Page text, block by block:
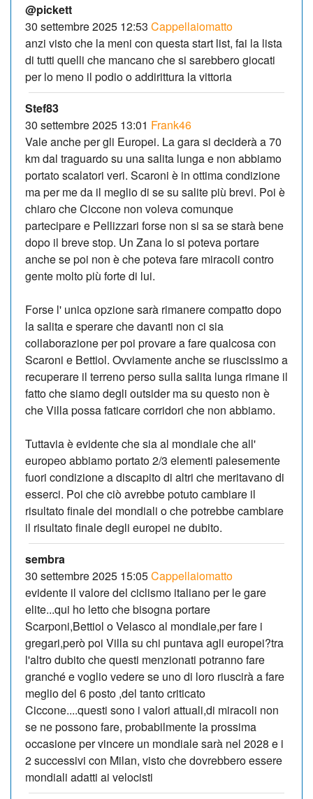
@pickett
30 settembre 2025 12:53 Cappellaiomatto
anzi visto che la meni con questa start list, fai la lista
di tutti quelli che mancano che si sarebbero giocati
per lo meno il podio o addirittura la vittoria
Stef83
30 settembre 2025 13:01 Frank46
Vale anche per gli Europei. La gara si deciderà a 70
km dal traguardo su una salita lunga e non abbiamo
portato scalatori veri. Scaroni è in ottima condizione
ma per me da il meglio di se su salite più brevi. Poi è
chiaro che Ciccone non voleva comunque
partecipare e Pellizzari forse non si sa se starà bene
dopo il breve stop. Un Zana lo si poteva portare
anche se poi non è che poteva fare miracoli contro
gente molto più forte di lui.
Forse l' unica opzione sarà rimanere compatto dopo
la salita e sperare che davanti non ci sia
collaborazione per poi provare a fare qualcosa con
Scaroni e Bettiol. Ovviamente anche se riuscissimo a
recuperare il terreno perso sulla salita lunga rimane il
fatto che siamo degli outsider ma su questo non è
che Villa possa faticare corridori che non abbiamo.
Tuttavia è evidente che sia al mondiale che all'
europeo abbiamo portato 2/3 elementi palesemente
fuori condizione a discapito di altri che meritavano di
esserci. Poi che ciò avrebbe potuto cambiare il
risultato finale dei mondiali o che potrebbe cambiare
il risultato finale degli europei ne dubito.
sembra
30 settembre 2025 15:05Cappellaiomatto
evidente il valore del ciclismo italiano per le gare
elite...qui ho letto che bisogna portare
Scarponi,Bettiol o Velasco al mondiale,per fare i
gregari,però poi Villa su chi puntava agli europei?tra
l'altro dubito che questi menzionati potranno fare
granché e voglio vedere se uno di loro riuscirà a fare
meglio del 6 posto ,del tanto criticato
Ciccone....questi sono i valori attuali,di miracoli non
se ne possono fare, probabilmente la prossima
occasione per vincere un mondiale sarà nel 2028 e i
2 successivi con Milan, visto che dovrebbero essere
mondiali adatti ai velocisti